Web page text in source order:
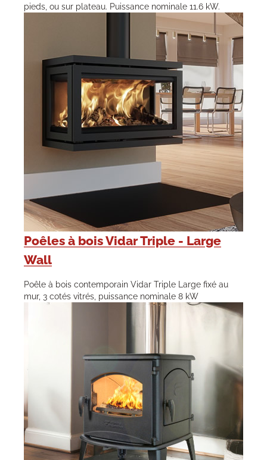
pieds, ou sur plateau. Puissance nominale 11.6 kW.
Poêles à bois Vidar Triple - Large
Wall
Poêle à bois contemporain Vidar Triple Large fixé au
mur, 3 cotés vitrés, puissance nominale 8 kW